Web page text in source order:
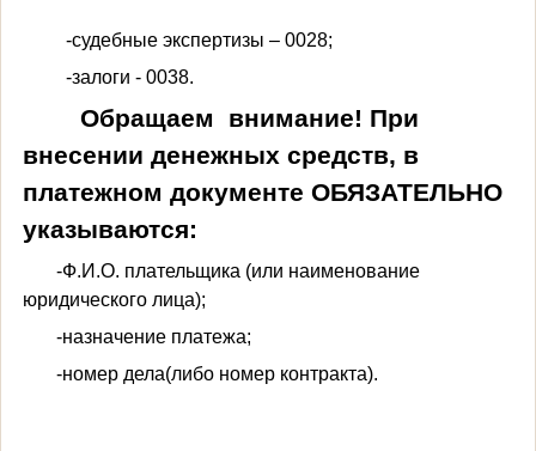
-судебные экспертизы – 0028;
-залоги - 0038.
Обращаем внимание! При
внесении денежных средств, в
платежном документе ОБЯЗАТЕЛЬНО
указываются:
-Ф.И.О. плательщика (или наименование
юридического лица);
-назначение платежа;
-номер дела(либо номер контракта).